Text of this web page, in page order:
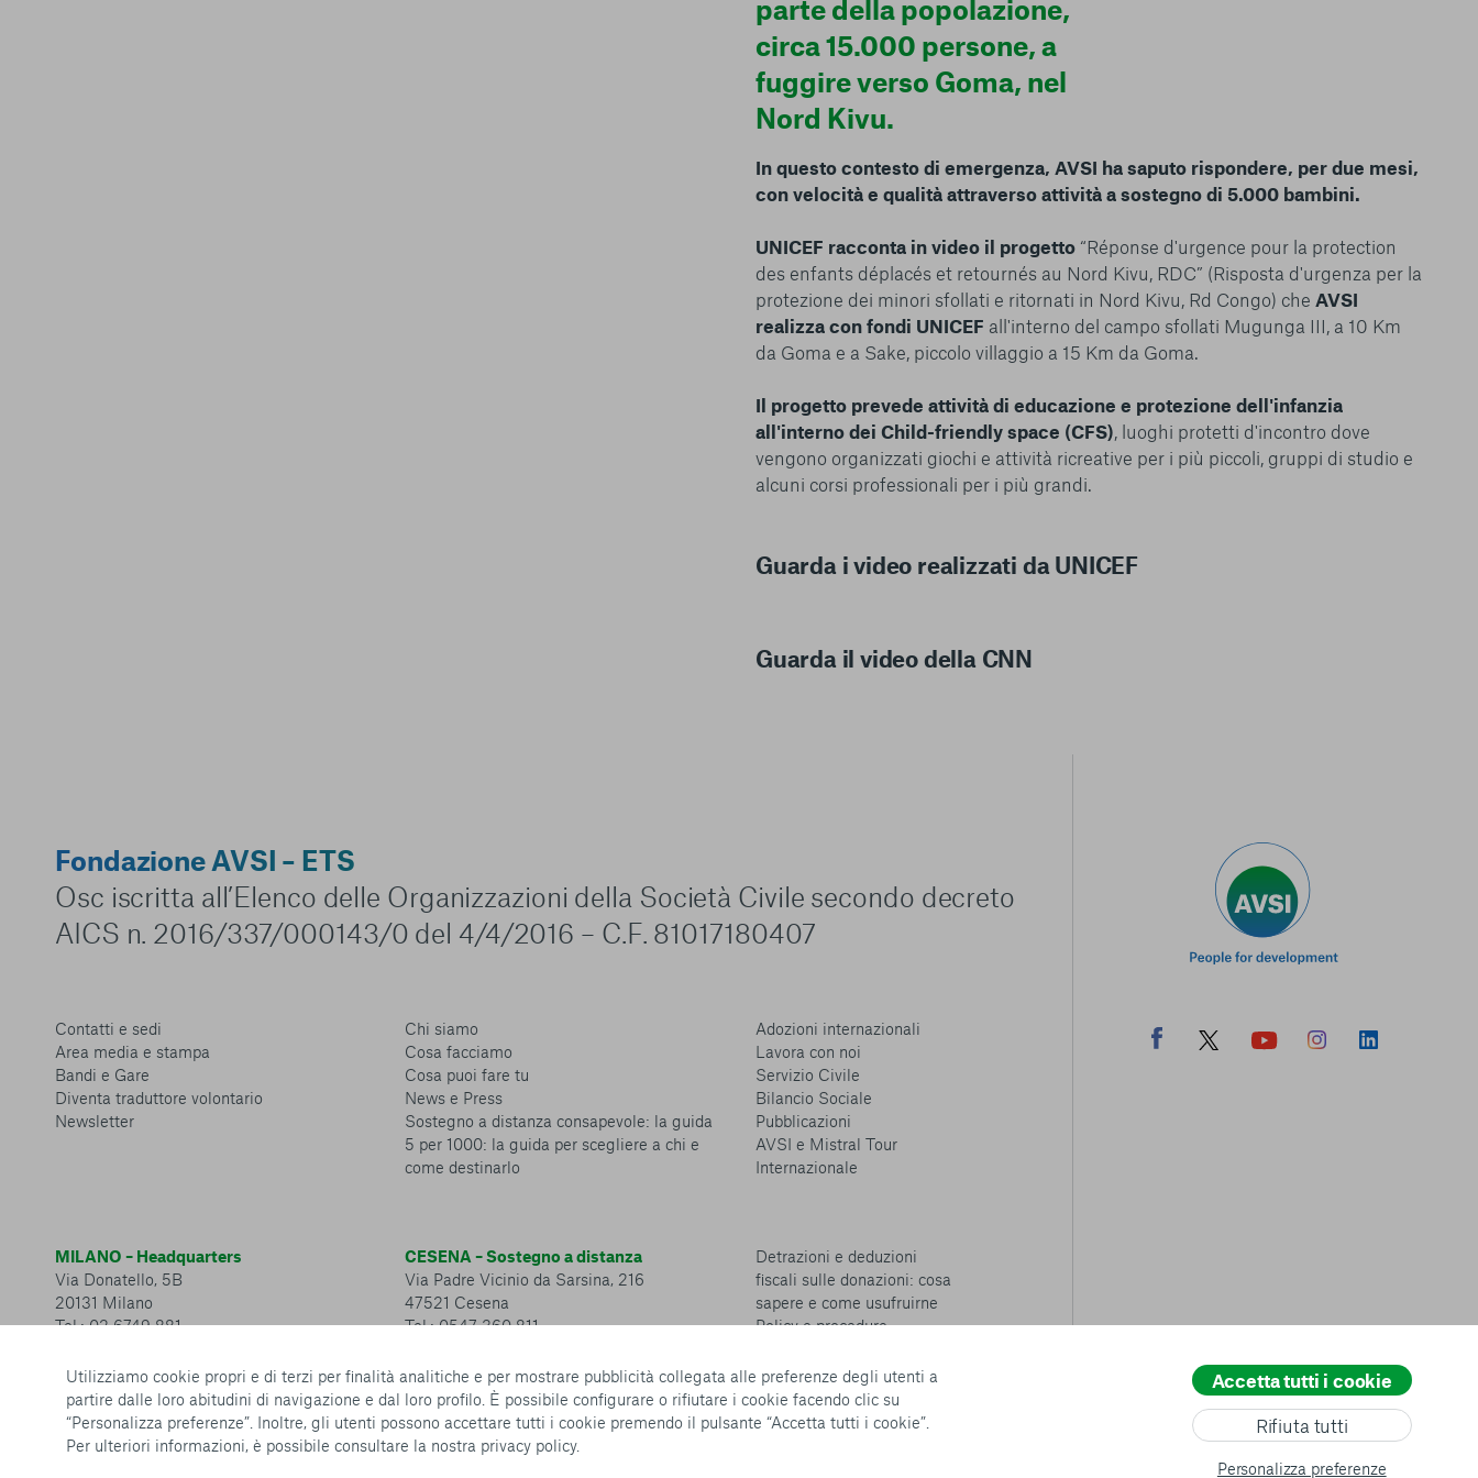
Utilizziamo cookie propri e di terzi per finalità analitiche e per mostrare pubblicità collegata alle preferenze degli utenti a
partire dalle loro abitudini di navigazione e dal loro profilo. È possibile configurare o rifiutare i cookie facendo clic su
“Personalizza preferenze”. Inoltre, gli utenti possono accettare tutti i cookie premendo il pulsante “Accetta tutti i cookie”.
Per ulteriori informazioni, è possibile consultare la nostra privacy policy.
Personalizza preferenze
Rifiuta tutti
Accetta tutti i cookie
strettamente necessari per il funzionamento della Piattaforma. È importante tenere
conto del fatto che il blocco di alcuni cookie può condizionare l’esperienza sulla
Piattaforma e il suo funzionamento. Premendo “Conferma le mie scelte”, la
selezione relativa ai cookie effettuata verrà salvata. Se non è stata selezionata
alcuna opzione, premere questo pulsante equivarrà a rifiutare tutti i cookie. Per
ulteriori informazioni, è possibile consultare la nostra
Consenti tutti
parte della popolazione,
circa 15.000 persone, a
fuggire verso Goma, nel
Nord Kivu.
In questo contesto di emergenza, AVSI ha saputo rispondere, per due mesi,
con velocità e qualità attraverso attività a sostegno di 5.000 bambini.
UNICEF racconta in video il progetto“Réponse d'urgence pour la protection
des enfants déplacés et retournés au Nord Kivu, RDC” (Risposta d'urgenza per la
protezione dei minori sfollati e ritornati in Nord Kivu, Rd Congo) che AVSI
realizza con fondi UNICEF all'interno del campo sfollati Mugunga III, a 10 Km
da Goma e a Sake, piccolo villaggio a 15 Km da Goma.
Il progetto prevede attività di educazione e protezione dell'infanzia
all'interno dei Child-friendly space (CFS), luoghi protetti d'incontro dove
vengono organizzati giochi e attività ricreative per i più piccoli, gruppi di studio e
alcuni corsi professionali per i più grandi.
Guarda i video realizzati da UNICEF
Guarda il video della CNN
Fondazione AVSI – ETS
Osc iscritta all’Elenco delle Organizzazioni della Società Civile secondo decreto
AICS n. 2016/337/000143/0 del 4/4/2016 – C.F. 81017180407
Contatti e sedi
Area media e stampa
Bandi e Gare
Diventa traduttore volontario
Newsletter
Chi siamo
Cosa facciamo
Cosa puoi fare tu
News e Press
Sostegno a distanza consapevole: la guida
5 per 1000: la guida per scegliere a chi e
come destinarlo
Adozioni internazionali
Lavora con noi
Servizio Civile
Bilancio Sociale
Pubblicazioni
AVSI e Mistral Tour
Internazionale
MILANO – Headquarters
Via Donatello, 5B
20131 Milano
Tel.: 02 6749 881
CESENA – Sostegno a distanza
Via Padre Vicinio da Sarsina, 216
47521 Cesena
Tel.: 0547 360 811
Detrazioni e deduzioni
fiscali sulle donazioni: cosa
sapere e come usufruirne
Policy e procedure
Privacy policy
Cookie policy
Configurazione Cookies
All rights reserved
© copyright AVSI 2026 – Web Agency